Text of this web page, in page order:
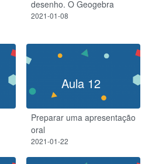
desenho. O Geogebra
2021-01-08
Aula 12
Preparar uma apresentação
oral
2021-01-22